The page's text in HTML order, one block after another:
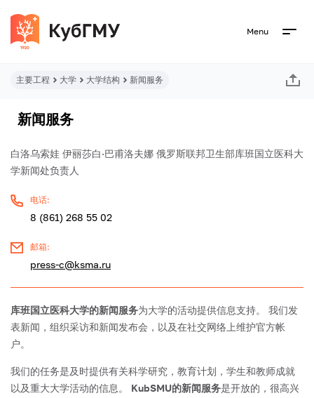
Menu
主要工程 大学 大学结构 新闻服务
新闻服务
白洛乌索娃 伊丽莎白·巴甫洛夫娜 俄罗斯联邦卫生部库班国立医科大
学新闻处负责人
电话:
8 (861) 268 55 02
邮箱:
press-c@ksma.ru
库班国立医科大学的新闻服务为大学的活动提供信息支持。 我们发
表新闻，组织采访和新闻发布会，以及在社交网络上维护官方帐
户。
我们的任务是及时提供有关科学研究，教育计划，学生和教师成就
以及重大大学活动的信息。 KubSMU的新闻服务是开放的，很高兴